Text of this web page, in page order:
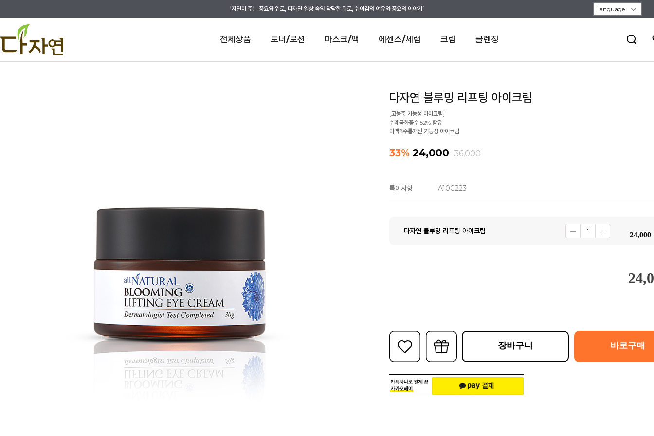
‘자연이 주는 풍요와 위로, 다자연 일상 속의 담담한 위로, 쉬어감의 여유와 풍요의 이야기’
전체상품 토너/로션 마스크/팩 에센스/세럼 크림 클렌징
다자연 블루밍 리프팅 아이크림
[고농축 기능성 아이크림]
수레국화꽃수 52% 함유
미백&주름개선 기능성 아이크림
33% 24,000 36,000
특이사항 A100223
다자연 블루밍 리프팅 아이크림 24,000
장바구니 바로구매